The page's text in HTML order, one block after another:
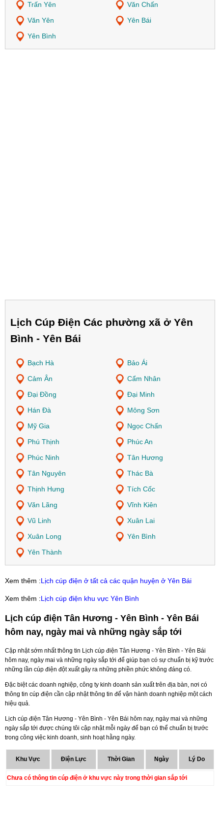
Trấn Yên
Văn Chấn
Văn Yên
Yên Bái
Yên Bình
Lịch Cúp Điện Các phường xã ở Yên
Bình - Yên Bái
Bạch Hà
Bảo Ái
Cảm Ân
Cẩm Nhân
Đại Đồng
Đại Minh
Hán Đà
Mông Sơn
Mỹ Gia
Ngọc Chấn
Phú Thịnh
Phúc An
Phúc Ninh
Tân Hương
Tân Nguyên
Thác Bà
Thịnh Hưng
Tích Cốc
Văn Lãng
Vĩnh Kiên
Vũ Linh
Xuân Lai
Xuân Long
Yên Bình
Yên Thành
Xem thêm :Lịch cúp điện ở tất cả các quận huyện ở Yên Bái
Xem thêm :Lịch cúp điện khu vực Yên Bình
Lịch cúp điện Tân Hương - Yên Bình - Yên Bái
hôm nay, ngày mai và những ngày sắp tới
Cập nhật sớm nhất thông tin Lịch cúp điện Tân Hương - Yên Bình - Yên Bái
hôm nay, ngày mai và những ngày sắp tới để giúp bạn có sự chuẩn bị kỹ trước
những lần cúp điện đột xuất gây ra những phiền phức không đáng có.
Đặc biệt các doanh nghiệp, công ty kinh doanh sản xuất trên địa bàn, nơi có
thông tin cúp điện cần cập nhật thông tin để vận hành doanh nghiệp một cách
hiệu quả.
Lịch cúp điện Tân Hương - Yên Bình - Yên Bái hôm nay, ngày mai và những
ngày sắp tới được chúng tôi cập nhật mỗi ngày để bạn có thể chuẩn bị trước
trong công việc kinh doanh, sinh hoạt hằng ngày.
Khu Vực Điện Lực Thời Gian Ngày Lý Do
Chưa có thông tin cúp điện ở khu vực này trong thời gian sắp tới